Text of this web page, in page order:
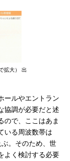
拡大） 出
ールやエントラン
協調が必要だと述
ので、ここはあま
いる周波数帯は
。そのため、世
よく検討する必要